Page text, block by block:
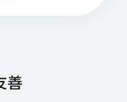
)
善